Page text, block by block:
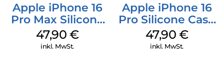
Apple iPhone 16
Pro Max Silicone
Case MagSafe
Black
47,90 €
inkl. MwSt.
Apple iPhone 16
Pro Silicone Case
MagSafe Denim
47,90 €
inkl. MwSt.